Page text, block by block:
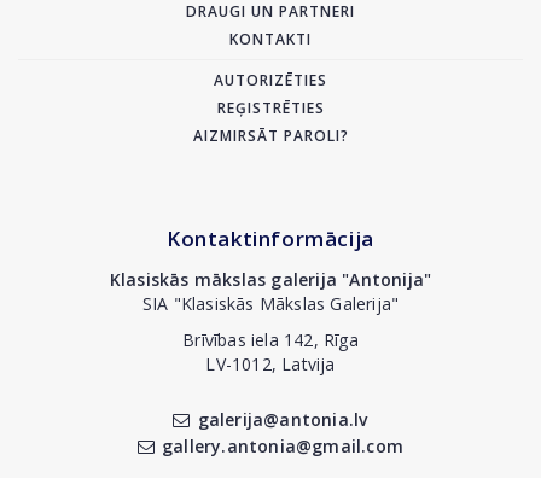
DRAUGI UN PARTNERI
KONTAKTI
AUTORIZĒTIES
REĢISTRĒTIES
AIZMIRSĀT PAROLI?
Kontaktinformācija
Klasiskās mākslas galerija "Antonija"
SIA "Klasiskās Mākslas Galerija"
Brīvības iela 142, Rīga
LV-1012, Latvija
galerija@antonia.lv
gallery.antonia@gmail.com